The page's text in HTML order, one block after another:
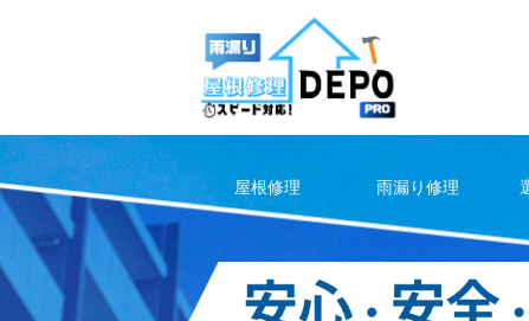
屋根修理 雨漏り修理